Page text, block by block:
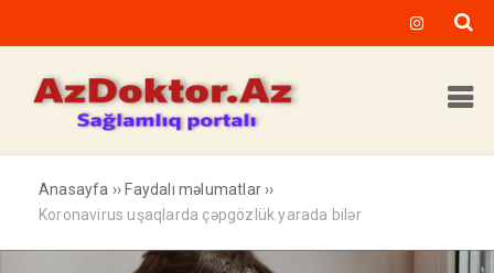
Anasayfa ›› Faydalı məlumatlar ››
Koronavirus uşaqlarda çəpgözlük yarada bilər